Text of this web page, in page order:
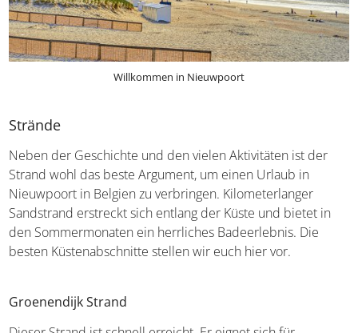
Willkommen in Nieuwpoort
Strände
Neben der Geschichte und den vielen Aktivitäten ist der
Strand wohl das beste Argument, um einen Urlaub in
Nieuwpoort in Belgien zu verbringen. Kilometerlanger
Sandstrand erstreckt sich entlang der Küste und bietet in
den Sommermonaten ein herrliches Badeerlebnis. Die
Groenendijk Strand